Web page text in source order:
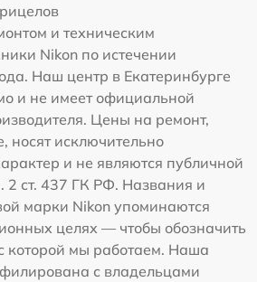
и техническим
Nikon по истечении
Наш центр в Екатеринбурге
и не имеет официальной
Цены на ремонт,
носят исключительно
и не являются публичной
2 ст. 437 ГК РФ. Названия и
марки Nikon упоминаются
целях — чтобы обозначить
которой мы работаем. Наша
с владельцами